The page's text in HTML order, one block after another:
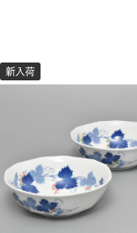
新入荷